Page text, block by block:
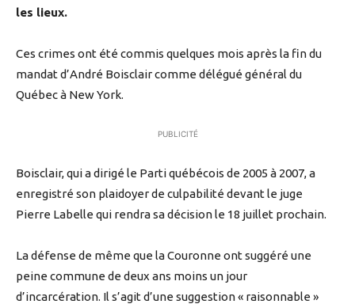
les lieux.
Ces crimes ont été commis quelques mois après la fin du
mandat d’André Boisclair comme délégué général du
Québec à New York.
PUBLICITÉ
Boisclair, qui a dirigé le Parti québécois de 2005 à 2007, a
enregistré son plaidoyer de culpabilité devant le juge
Pierre Labelle qui rendra sa décision le 18 juillet prochain.
La défense de même que la Couronne ont suggéré une
peine commune de deux ans moins un jour
d’incarcération. Il s’agit d’une suggestion « raisonnable »